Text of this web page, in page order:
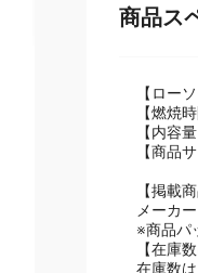
商品ス
【ロー
【燃焼
【内容
【商品
【掲載
メーカ
※商品パ
【在庫
在庫数